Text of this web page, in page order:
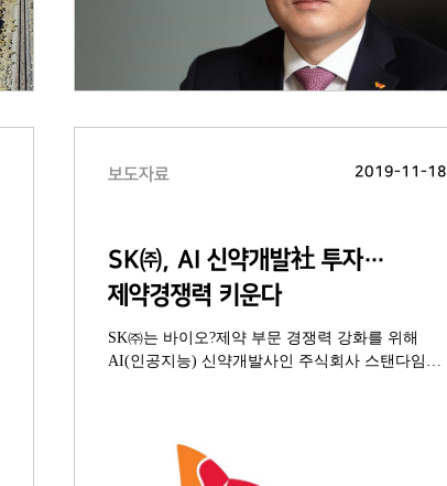
보도자료 2019-11-18
SK㈜, AI 신약개발社 투자…
제약경쟁력 키운다
SK㈜는 바이오?제약 부문 경쟁력 강화를 위해
AI(인공지능) 신약개발사인 주식회사 스탠다임
높이기 위한 목적으로 지난 2015년 설립됐다.
인공지능 개발자, 생물학자, 의학화학자(Medical